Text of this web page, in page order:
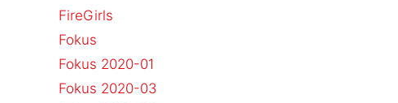
FireGirls
Fokus
Fokus 2020-01
Fokus 2020-03